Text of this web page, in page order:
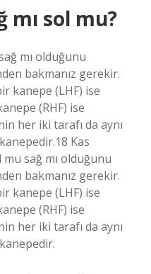
mı sol mu?
mı olduğunu
bakmanız gerekir.
kanepe (LHF) ise
(RHF) ise
her iki tarafı da aynı
Kas
sağ mı olduğunu
bakmanız gerekir.
kanepe (LHF) ise
(RHF) ise
her iki tarafı da aynı